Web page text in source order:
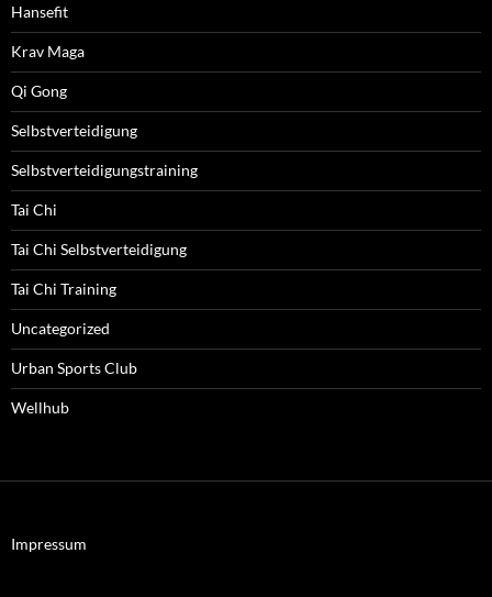
Hansefit
Krav Maga
Qi Gong
Selbstverteidigung
Selbstverteidigungstraining
Tai Chi
Tai Chi Selbstverteidigung
Tai Chi Training
Uncategorized
Urban Sports Club
Wellhub
Impressum